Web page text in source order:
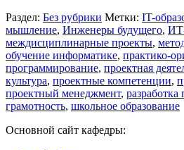
Раздел: Без рубрики Метки: IT-
мышление, Инженеры будущего,
междисциплинарные проекты,
обучение информатике, практико-
программирование, проектная
культура, проектные компетенции,
проектный менеджмент,
грамотность, школьное образование
Основной сайт кафедры: